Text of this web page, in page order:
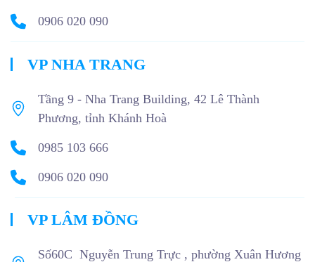
0906 020 090
VP NHA TRANG
Tầng 9 - Nha Trang Building, 42 Lê Thành
Phương, tỉnh Khánh Hoà
0985 103 666
0906 020 090
VP LÂM ĐỒNG
Số60C Nguyễn Trung Trực , phường Xuân Hương